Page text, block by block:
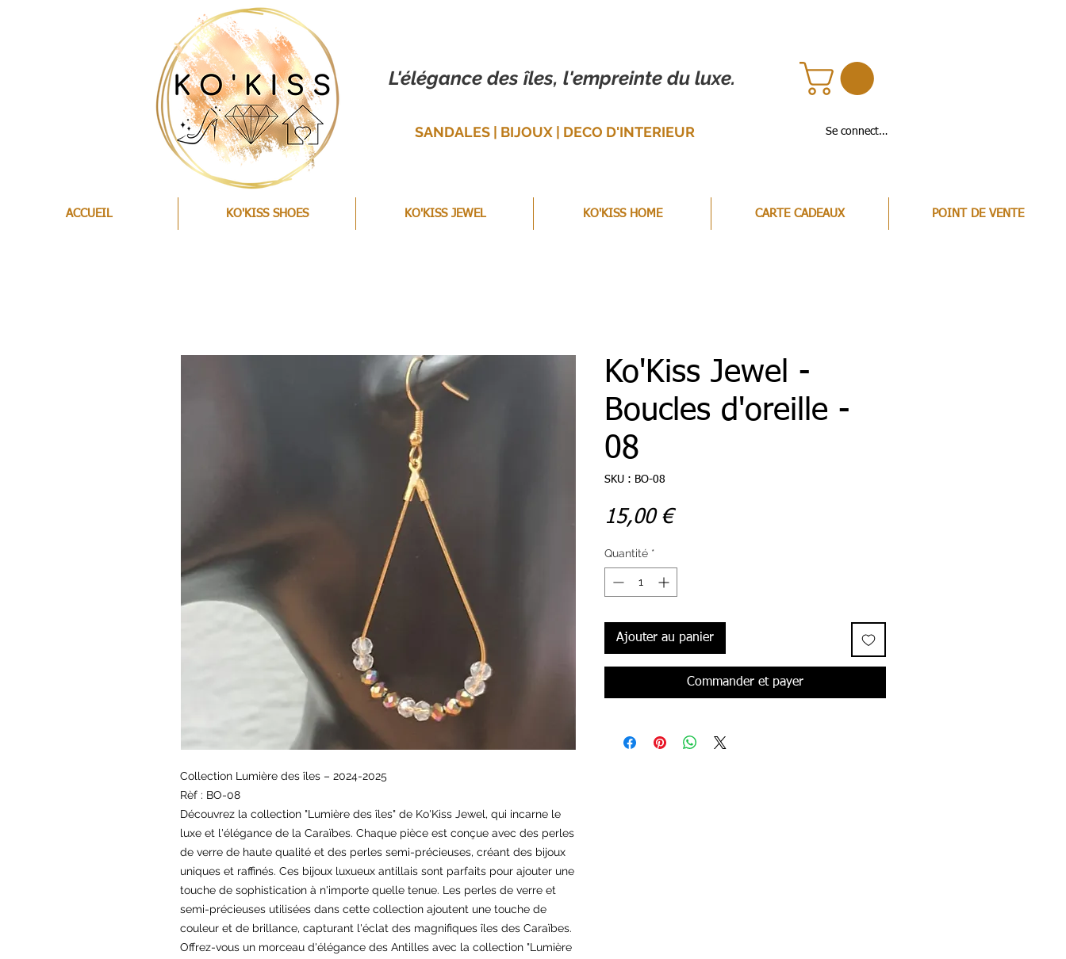
L'élégance des îles, l'empreinte du luxe.
SANDALES | BIJOUX | DECO D'INTERIEUR Se connecter
ACCUEIL KO'KISS SHOES KO'KISS JEWEL KO'KISS HOME CARTE CADEAUX POINT DE VENTE
Collection Lumière des îles – 2024-2025
Rèf : BO-08
Découvrez la collection "Lumière des îles" de Ko'Kiss Jewel, qui incarne le
luxe et l'élégance de la Caraïbes. Chaque pièce est conçue avec des perles
de verre de haute qualité et des perles semi-précieuses, créant des bijoux
uniques et raffinés. Ces bijoux luxueux antillais sont parfaits pour ajouter une
touche de sophistication à n'importe quelle tenue. Les perles de verre et
semi-précieuses utilisées dans cette collection ajoutent une touche de
couleur et de brillance, capturant l'éclat des magnifiques îles des Caraïbes.
Offrez-vous un morceau d'élégance des Antilles avec la collection "Lumière
Ko'Kiss Jewel -
Boucles d'oreille -
08
SKU : BO-08
15,00 €Prix
Quantité *
Ajouter au panier
Commander et payer